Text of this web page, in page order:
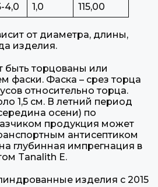
4,0 1,0 115,00
от диаметра, длины,
изделия.
быть торцованы или
фаски. Фаска – срез торца
относительно торца.
1,5 см. В летний период
осени) по
продукция может
антисептиком
глубинная импрегнация в
Tanalith E.
изделия с 2015